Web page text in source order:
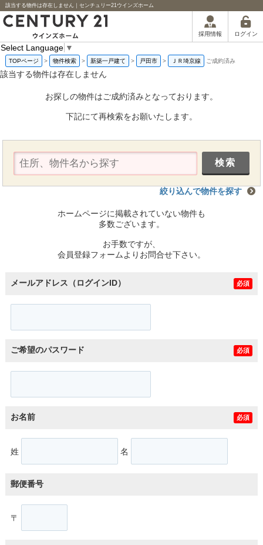
該当する物件は存在しません｜センチュリー21ウインズホーム
採用情報 ログイン
Select Language ▼
TOPページ > 物件検索 > 新築一戸建て > 戸田市 > ＪＲ埼京線 ご成約済み
該当する物件は存在しません
お探しの物件はご成約済みとなっております。
下記にて再検索をお願いたします。
絞り込んで物件を探す
ホームページに掲載されていない物件も
多数ございます。
お手数ですが、
会員登録フォームよりお問合せ下さい。
メールアドレス（ログインID） 必須
ご希望のパスワード 必須
お名前 必須
姓 名
郵便番号
〒